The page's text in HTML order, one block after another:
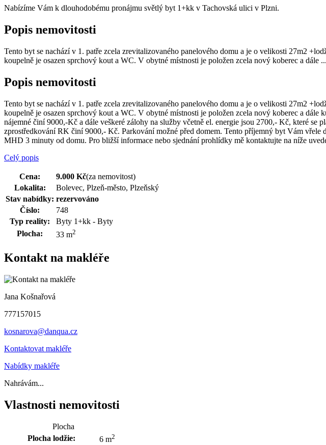
Nabízíme Vám k dlouhodobému pronájmu světlý byt 1+kk v Tachovská ulici v Plzni.
Popis nemovitosti
Tento byt se nachází v 1. patře zcela zrevitalizovaného panelového domu a je o velikosti 27m2
koupelně je osazen sprchový kout a WC. V obytné místnosti je položen zcela nový koberec a dále ...
Popis nemovitosti
Tento byt se nachází v 1. patře zcela zrevitalizovaného panelového domu a je o velikosti 27m2
koupelně je osazen sprchový kout a WC. V obytné místnosti je položen zcela nový koberec a
nájemné činí 9000,-Kč a dále veškeré zálohy na služby včetně el. energie jsou 2700,- Kč, které
zprostředkování RK činí 9000,- Kč. Parkování možné před domem. Tento příjemný byt Vám
MHD 3 minuty od domu. Pro bližší informace nebo sjednání prohlídky mě kontaktujte na níže
Celý popis
Cena: 9.000 Kč(za nemovitost)
Lokalita:
Bolevec, Plzeň-město, Plzeňský
Stav nabídky: rezervováno
Číslo:
748
Typ reality:
Byty 1+kk - Byty
Plocha:
33 m2
Kontakt na makléře
Jana Košnařová
777157015
kosnarova@danqua.cz
Kontaktovat makléře
Nabídky makléře
Nahrávám...
Vlastnosti nemovitosti
Plocha
Plocha lodžie:
6 m2